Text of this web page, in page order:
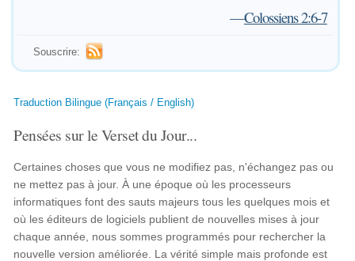
—Colossiens 2:6-7
Souscrire:
Traduction Bilingue (Français / English)
Pensées sur le Verset du Jour...
Certaines choses que vous ne modifiez pas, n'échangez pas ou
ne mettez pas à jour. À une époque où les processeurs
informatiques font des sauts majeurs tous les quelques mois et
où les éditeurs de logiciels publient de nouvelles mises à jour
chaque année, nous sommes programmés pour rechercher la
nouvelle version améliorée. La vérité simple mais profonde est